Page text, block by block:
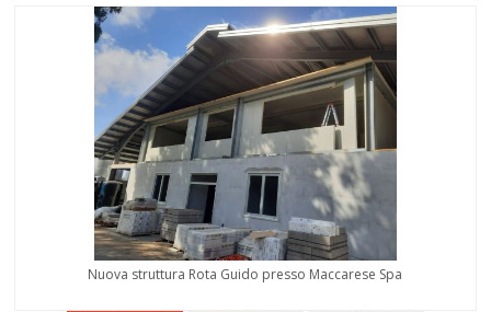
Nuova struttura Rota Guido presso Maccarese Spa